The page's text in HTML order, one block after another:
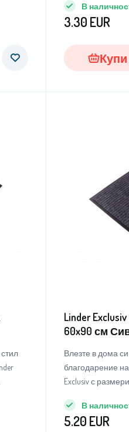
ще
и
аксесоар, но и
придаде на
гарантира, че
уютен.
В
3.30 EUR
Купи
ще
Linder
60x90 см
Влезте в дома
благодарение
Exclusiv с
аксесоар, но и
придаде на
В
5.20 EUR